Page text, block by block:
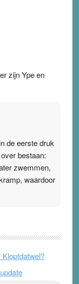
zijn Ype en
de eerste druk
bestaan:
zwemmen,
waardoor
te verlagen
heeft zo’n